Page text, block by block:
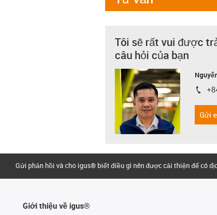
Tôi sẽ rất vui được
câu hỏi của bạn
igus-
Gửi
Gửi phản hồi và cho igus® biết điều gì nên được cải thiện để có
Giới thiệu về igus®